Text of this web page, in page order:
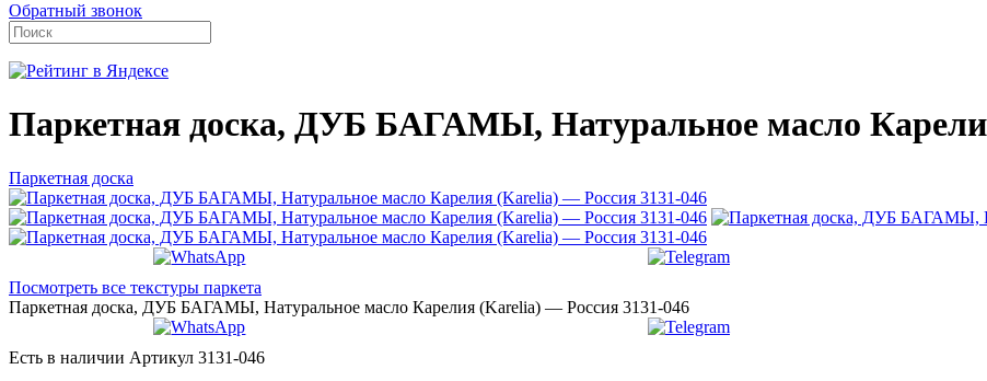
Обратный звонок
Паркетная доска, ДУБ БАГАМЫ, Натуральное масло
Паркетная доска
Посмотреть все текстуры паркета
Паркетная доска, ДУБ БАГАМЫ, Натуральное масло Карелия (Karelia) — Россия 3131-046
Есть в наличии Артикул 3131-046